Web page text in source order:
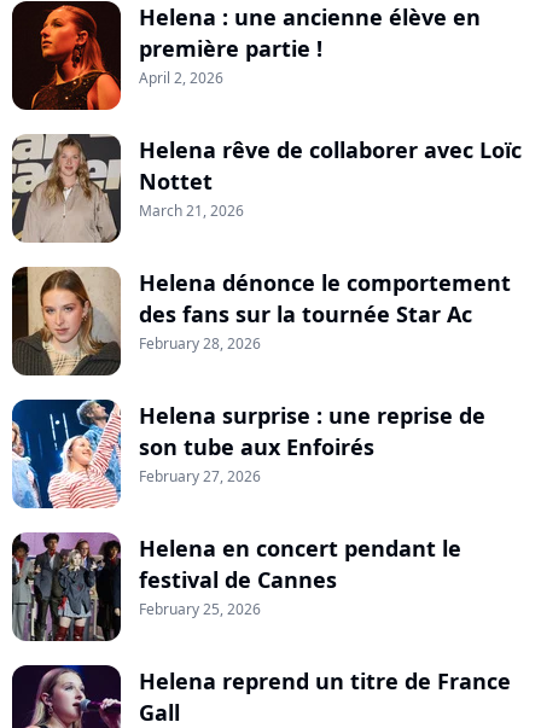
Helena : une ancienne élève en
première partie !
April 2, 2026
Helena rêve de collaborer avec Loïc
Nottet
March 21, 2026
Helena dénonce le comportement
des fans sur la tournée Star Ac
February 28, 2026
Helena surprise : une reprise de
son tube aux Enfoirés
February 27, 2026
Helena en concert pendant le
festival de Cannes
February 25, 2026
Helena reprend un titre de France
Gall